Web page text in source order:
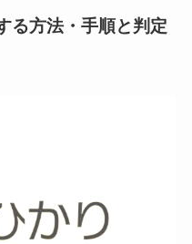
る方法・手順と判定